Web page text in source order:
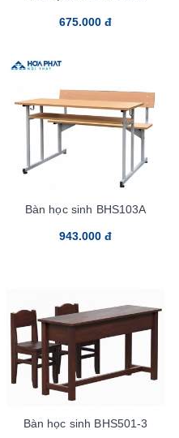
675.000 đ
Bàn học sinh BHS103A
943.000 đ
Bàn học sinh BHS501-3